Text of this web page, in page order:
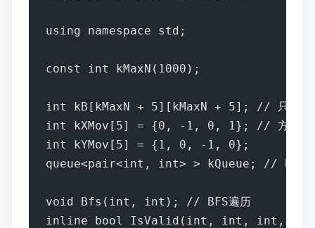
using namespace std;
const int kMaxN(1000);
int kB[kMaxN + 5][kMaxN + 5]; // 只存B矩
int kXMov[5] = {0, -1, 0, 1}; // 方便坐
int kYMov[5] = {1, 0, -1, 0};
queue<pair<int, int> > kQueue; // BFS遍历
void Bfs(int, int); // BFS遍历
inline bool IsValid(int, int, int, int); //